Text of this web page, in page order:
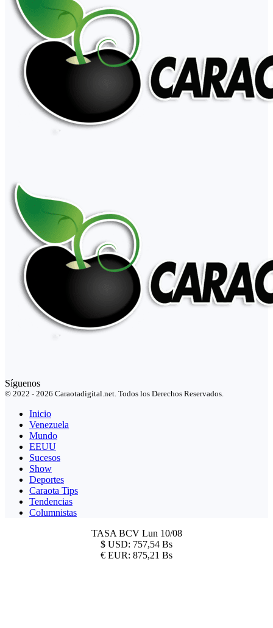
Síguenos
© 2022 - 2026 Caraotadigital.net. Todos los Derechos Reservados.
Inicio
Venezuela
Mundo
EEUU
Sucesos
Show
Deportes
Caraota Tips
Tendencias
Columnistas
TASA BCV Lun 10/08
$ USD: 757,54 Bs
€ EUR: 875,21 Bs